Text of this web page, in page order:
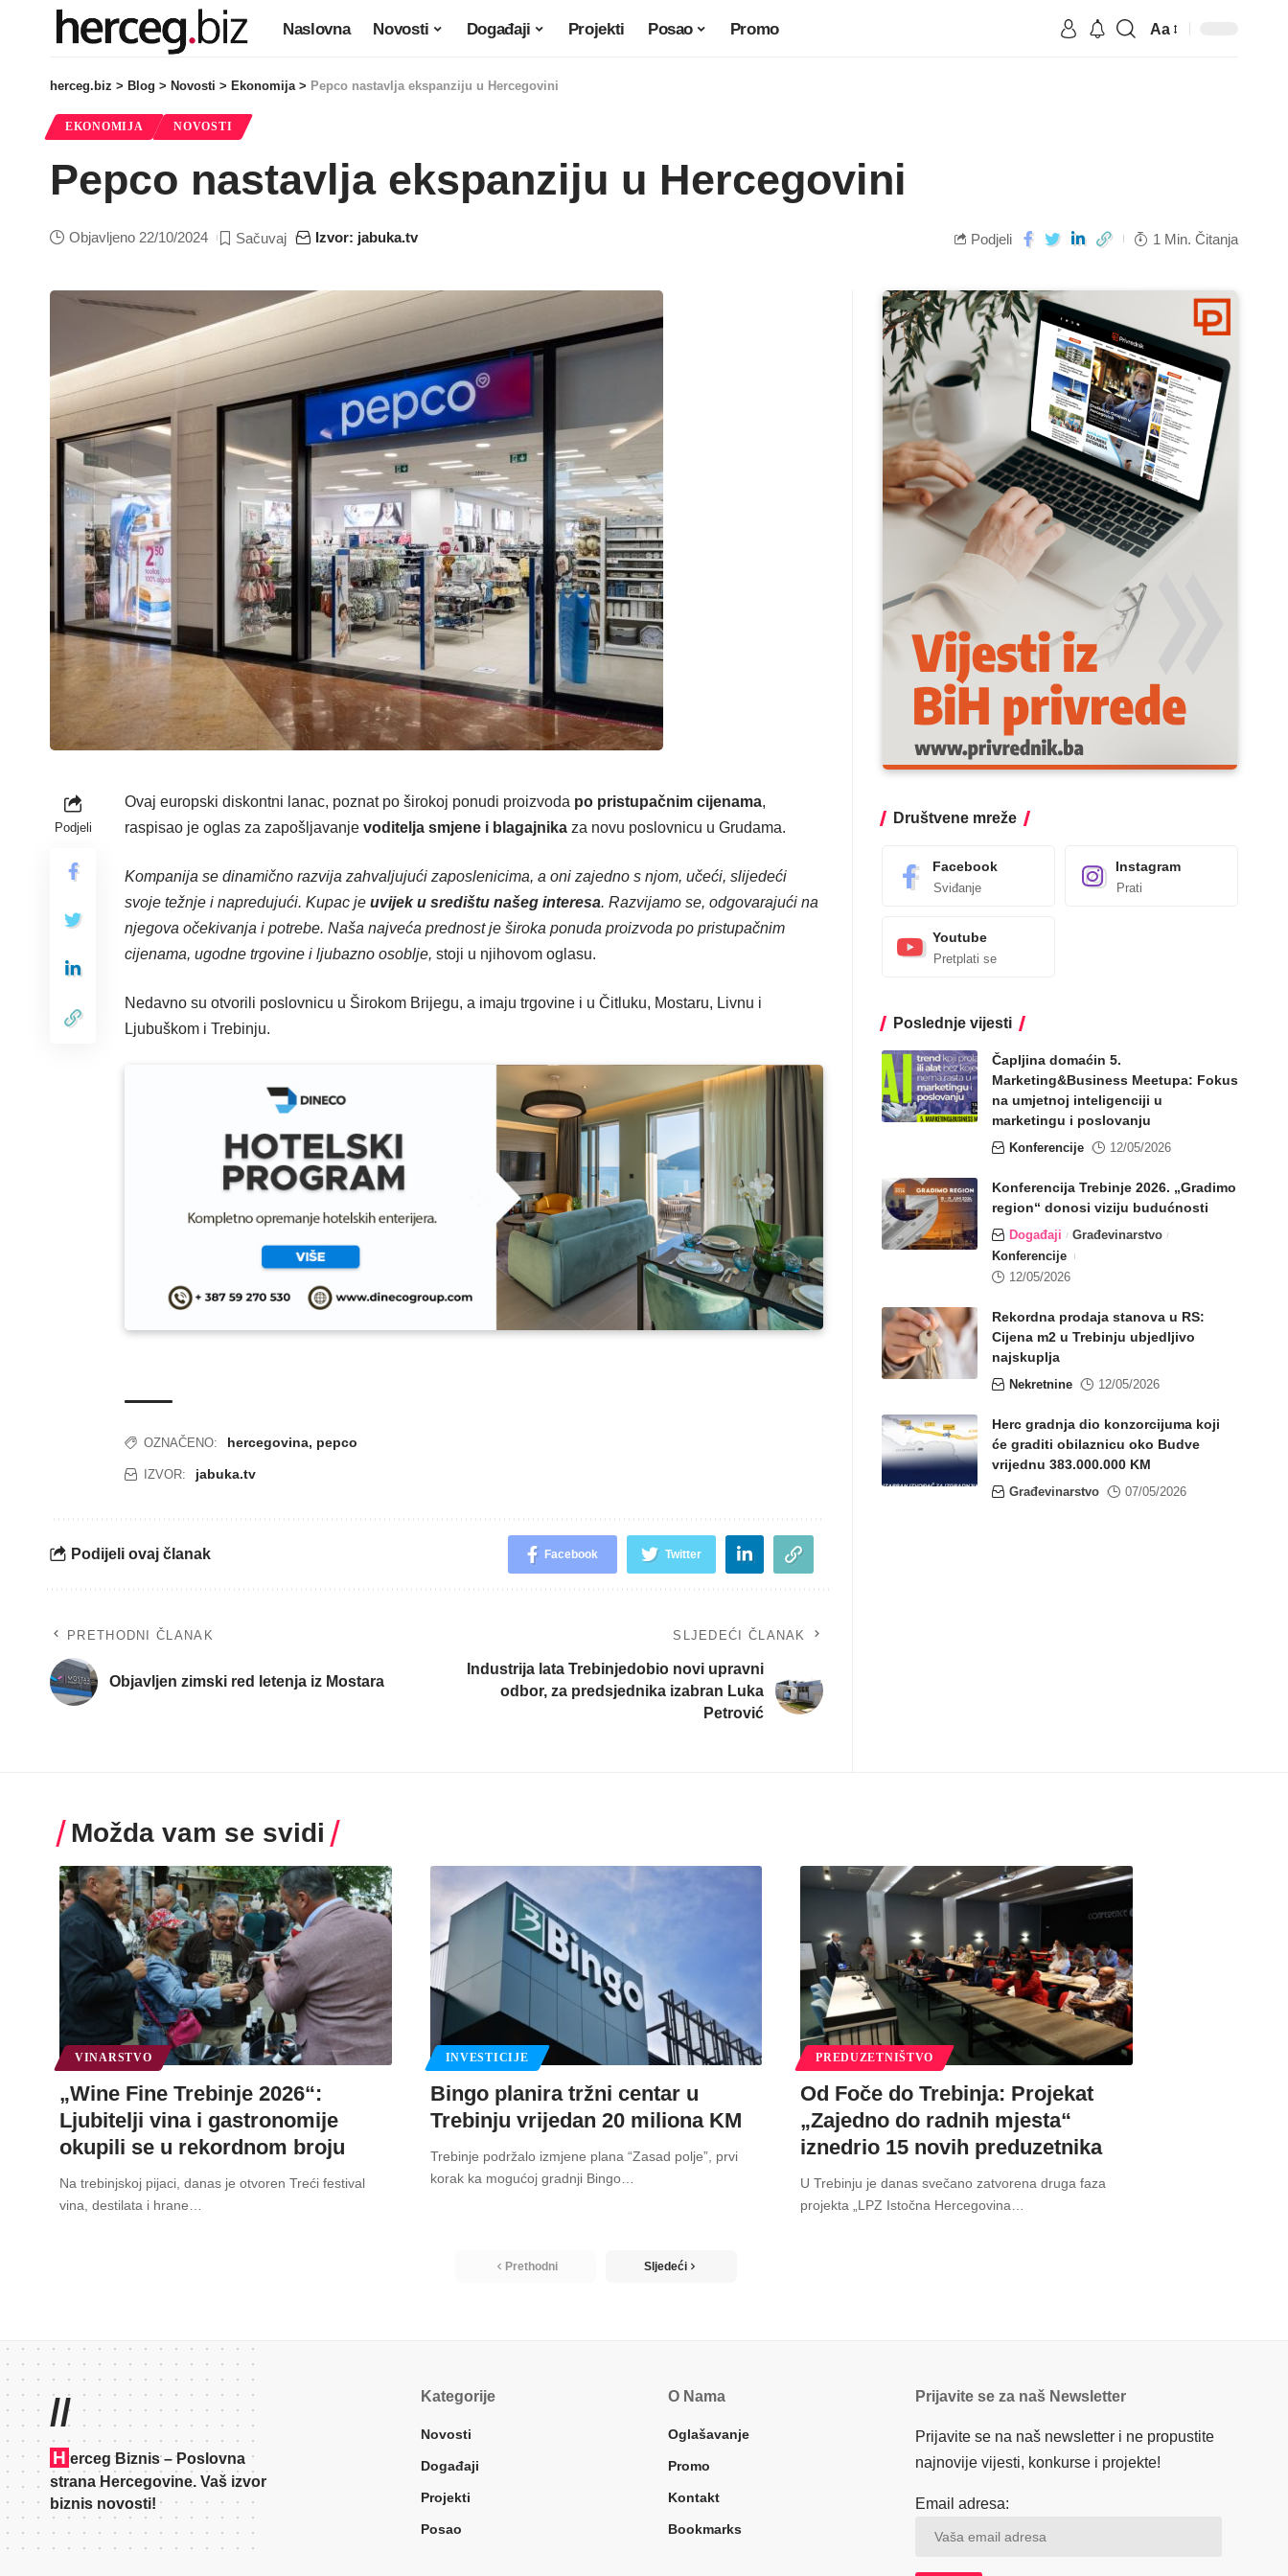
Naslovna Novosti Događaji Projekti Posao Promo Aa
herceg.biz > Blog > Novosti > Ekonomija> Pepco nastavlja ekspanziju u Hercegovini
EKONOMIJA NOVOSTI
Pepco nastavlja ekspanziju u Hercegovini
Objavljeno 22/10/2024 Izvor: jabuka.tv Podjeli 1 Min. Čitanja
Podjeli
Ovaj europski diskontni lanac, poznat po širokoj ponudi proizvoda po pristupačnim cijenama,
raspisao je oglas za zapošljavanje voditelja smjene i blagajnika za novu poslovnicu u Grudama.
Kompanija se dinamično razvija zahvaljujući zaposlenicima, a oni zajedno s njom, učeći, slijedeći
svoje težnje i napredujući. Kupac je uvijek u središtu našeg interesa. Razvijamo se, odgovarajući na
njegova očekivanja i potrebe. Naša najveća prednost je široka ponuda proizvoda po pristupačnim
cijenama, ugodne trgovine i ljubazno osoblje, stoji u njihovom oglasu.
Nedavno su otvorili poslovnicu u Širokom Brijegu, a imaju trgovine i u Čitluku, Mostaru, Livnu i
Ljubuškom i Trebinju.
OZNAČENO: hercegovina, pepco
IZVOR: jabuka.tv
Podijeli ovaj članak Facebook Twitter
PRETHODNI ČLANAK
Objavljen zimski red letenja iz Mostara
SLJEDEĆI ČLANAK
Industrija lata Trebinjedobio novi upravni
odbor, za predsjednika izabran Luka
Petrović
Društvene mreže
Facebook
Sviđanje
Instagram
Prati
Youtube
Pretplati se
Poslednje vijesti
Čapljina domaćin 5.
Marketing&Business Meetupa: Fokus
na umjetnoj inteligenciji u
marketingu i poslovanju
Konferencije 12/05/2026
Konferencija Trebinje 2026. „Gradimo
region“ donosi viziju budućnosti
Događaji
Građevinarstvo
Konferencije
12/05/2026
Rekordna prodaja stanova u RS:
Cijena m2 u Trebinju ubjedljivo
najskuplja
Nekretnine 12/05/2026
Herc gradnja dio konzorcijuma koji
će graditi obilaznicu oko Budve
vrijednu 383.000.000 KM
Građevinarstvo 07/05/2026
Možda vam se svidi
VINARSTVO
„Wine Fine Trebinje 2026“:
Ljubitelji vina i gastronomije
okupili se u rekordnom broju
Na trebinjskoj pijaci, danas je otvoren Treći festival
vina, destilata i hrane
INVESTICIJE
Bingo planira tržni centar u
Trebinju vrijedan 20 miliona KM
Trebinje podržalo izmjene plana “Zasad polje”, prvi
korak ka mogućoj gradnji Bingo…
PREDUZETNIŠTVO
Od Foče do Trebinja: Projekat
„Zajedno do radnih mjesta“
iznedrio 15 novih preduzetnika
U Trebinju je danas svečano zatvorena druga faza
projekta „LPZ Istočna Hercegovina
Prethodni Sljedeći
//
H erceg Biznis – Poslovna
strana Hercegovine. Vaš izvor
biznis novosti!
Kategorije
Novosti
Događaji
Projekti
Posao
O Nama
Oglašavanje
Promo
Kontakt
Bookmarks
Prijavite se za naš Newsletter
Prijavite se na naš newsletter i ne propustite
najnovije vijesti, konkurse i projekte!
Email adresa: